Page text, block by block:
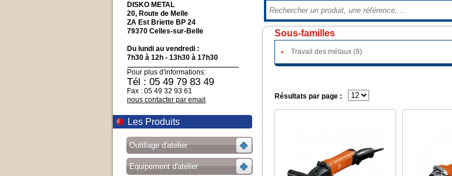
DISKO METAL
20, Route de Melle
ZA Est Briette BP 24
79370 Celles-sur-Belle
Du lundi au vendredi :
7h30 à 12h - 13h30 à 17h30
Pour plus d'informations:
Tél : 05 49 79 83 49
Fax : 05 49 32 93 61
nous contacter par email
Les Produits
Outillage d'atelier
Equipement d'atelier
Sous-familles
Travail des métaux (9)
Résultats par page :